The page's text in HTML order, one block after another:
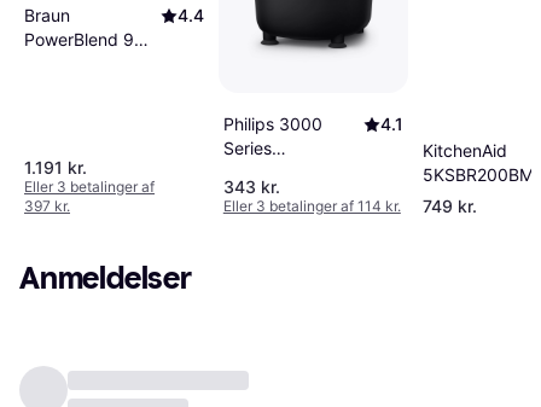
Braun
PowerBlend 9
4.4
1.191 kr.
Eller 3 betalinger af
397 kr.
Philips 3000
Series
4.1
343 kr.
Eller 3 betalinger af 114 kr.
KitchenAid
5KSBR200BM
749 kr.
Anmeldelser